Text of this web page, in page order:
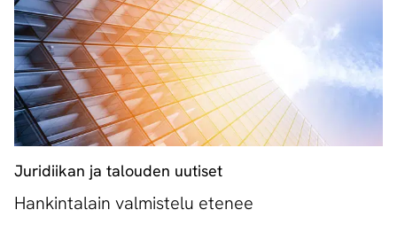
Juridiikan ja talouden uutiset
Hankintalain valmistelu etenee